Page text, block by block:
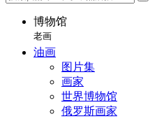
博物馆
老画
油画
图片集
画家
世界博物馆
俄罗斯画家